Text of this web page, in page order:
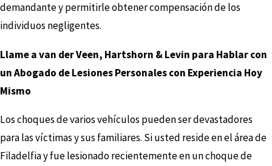
demandante y permitirle obtener compensación de los
individuos negligentes.
Llame a van der Veen, Hartshorn & Levin para Hablar con
un Abogado de Lesiones Personales con Experiencia Hoy
Mismo
Los choques de varios vehículos pueden ser devastadores
para las víctimas y sus familiares. Si usted reside en el área de
Filadelfia y fue lesionado recientemente en un choque de